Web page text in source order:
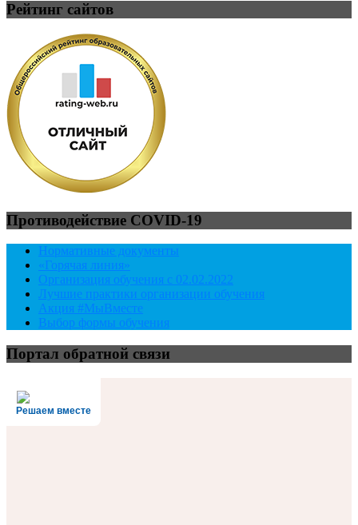
Рейтинг сайтов
Противодействие COVID-19
Нормативные документы
«Горячая линия»
Организация обучения с 02.02.2022
Лучшие практики организации обучения
Акция #МыВместе
Выбор формы обучения
Портал обратной связи
Решаем вместе